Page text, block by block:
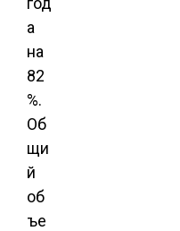
а
на
82
%.
Об
щи
й
об
ъе